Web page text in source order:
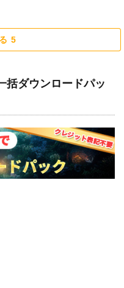
5
括ダウンロードパッ